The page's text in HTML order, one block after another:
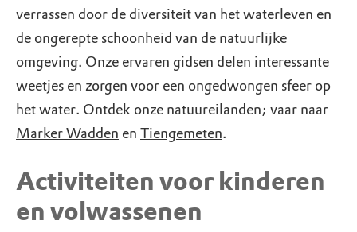
verrassen door de diversiteit van het waterleven en
de ongerepte schoonheid van de natuurlijke
omgeving. Onze ervaren gidsen delen interessante
weetjes en zorgen voor een ongedwongen sfeer op
het water. Ontdek onze natuureilanden; vaar naar
Marker Wadden en Tiengemeten.
Activiteiten voor kinderen
en volwassenen